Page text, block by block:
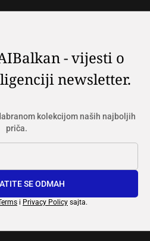
- vijesti o
newsletter.
kolekcijom naših najboljih
priča.
SE ODMAH
i Privacy Policy sajta.